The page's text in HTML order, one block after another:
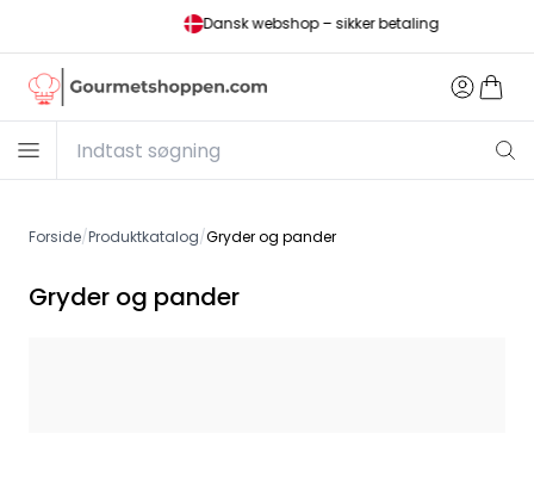
Dansk webshop – sikker betaling
Forside/Produktkatalog/Gryder og pander
Gryder og pander